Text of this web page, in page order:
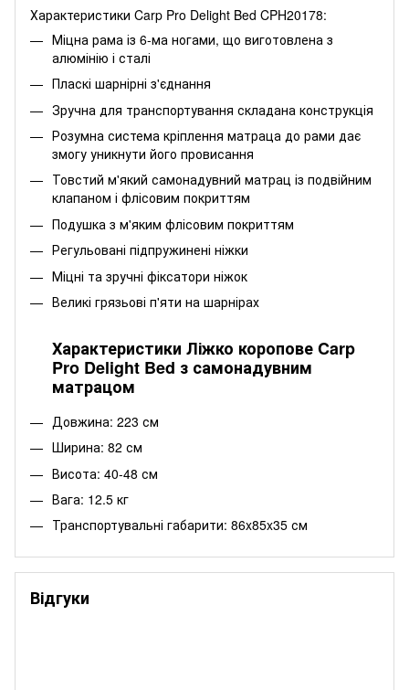
Характеристики Carp Pro Delight Bed CPH20178:
Міцна рама із 6-ма ногами, що виготовлена з
алюмінію і сталі
Пласкі шарнірні з'єднання
Зручна для транспортування складана конструкція
Розумна система кріплення матраца до рами дає
змогу уникнути його провисання
Товстий м'який самонадувний матрац із подвійним
клапаном і флісовим покриттям
Подушка з м'яким флісовим покриттям
Регульовані підпружинені ніжки
Міцні та зручні фіксатори ніжок
Великі грязьові п'яти на шарнірах
Характеристики Ліжко коропове Carp
Pro Delight Bed з самонадувним
матрацом
Довжина: 223 см
Ширина: 82 см
Висота: 40-48 см
Вага: 12.5 кг
Транспортувальні габарити: 86x85x35 см
Відгуки